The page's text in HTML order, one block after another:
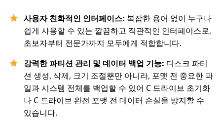
사용자 친화적인 인터페이스: 복잡한 용어 없이 누구나
쉽게 사용할 수 있는 깔끔하고 직관적인 인터페이스로,
초보자부터 전문가까지 모두에게 적합합니다.
강력한 파티션 관리 및 데이터 백업 기능: 디스크 파티
션 생성, 삭제, 크기 조절뿐만 아니라, 포맷 전 중요한 파
일과 시스템 전체를 백업할 수 있어 C 드라이브 초기화
나 C 드라이브 완전 포맷 전 데이터 손실을 방지할 수
있습니다.